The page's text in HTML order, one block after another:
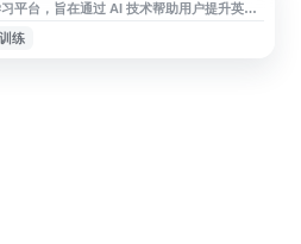
平台，旨在通过 AI 技术帮助用户提升英语
话练习、发音训练、词汇学习、语法辅助等
、自主练习和提升口语表达能力的用户参考
练